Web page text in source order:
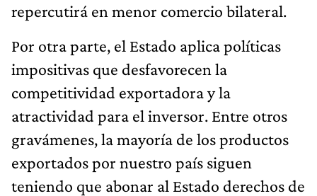
repercutirá en menor comercio bilateral.
Por otra parte, el Estado aplica políticas
impositivas que desfavorecen la
competitividad exportadora y la
atractividad para el inversor. Entre otros
gravámenes, la mayoría de los productos
exportados por nuestro país siguen
teniendo que abonar al Estado derechos de